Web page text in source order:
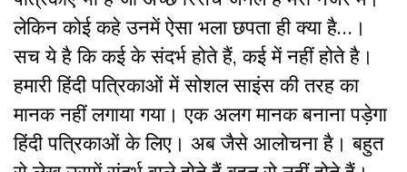
लेकिन कोई कहे उनमें ऐसा भला छपता ही क्या है…।
सच ये है कि कई के संदर्भ होते हैं, कई में नहीं होते है।
हमारी हिंदी पत्रिकाओं में सोशल साइंस की तरह का
मानक नहीं लगाया गया। एक अलग मानक बनाना पड़ेगा
हिंदी पत्रिकाओं के लिए। अब जैसे आलोचना है। बहुत